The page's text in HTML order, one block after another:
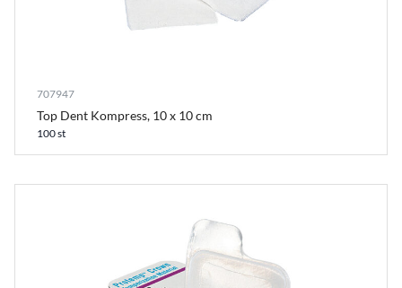
707947
Top Dent Kompress, 10 x 10 cm
100 st